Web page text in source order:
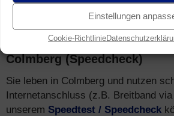
Einstellungen
Cookie-Richtlinie
Speedtestfür Breitband
Colmberg (Speedcheck)
Sie leben in Colmberg und nutzen
Internetanschluss (z.B. Breitband
unserem Speedtest / Speedcheck